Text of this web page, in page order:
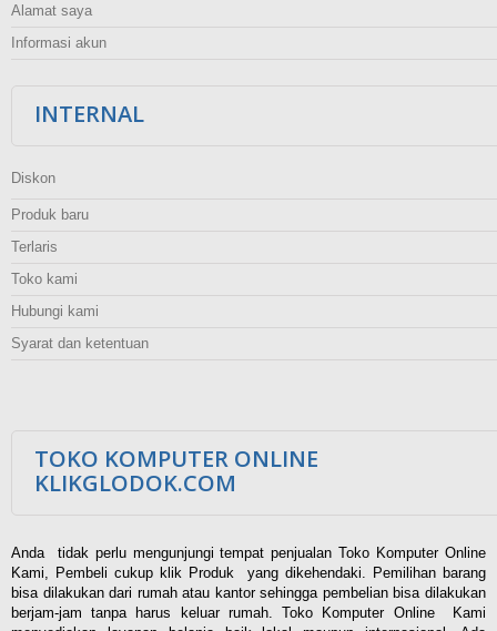
Alamat saya
Informasi akun
INTERNAL
Diskon
Produk baru
Terlaris
Toko kami
Hubungi kami
Syarat dan ketentuan
TOKO KOMPUTER ONLINE
KLIKGLODOK.COM
Anda tidak perlu mengunjungi tempat penjualan Toko Komputer Online
Kami, Pembeli cukup klik Produk yang dikehendaki. Pemilihan barang
bisa dilakukan dari rumah atau kantor sehingga pembelian bisa dilakukan
berjam-jam tanpa harus keluar rumah. Toko Komputer Online Kami